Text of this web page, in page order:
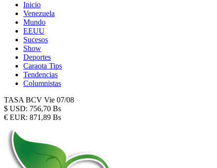
Inicio
Venezuela
Mundo
EEUU
Sucesos
Show
Deportes
Caraota Tips
Tendencias
Columnistas
TASA BCV Vie 07/08
$ USD: 756,70 Bs
€ EUR: 871,89 Bs